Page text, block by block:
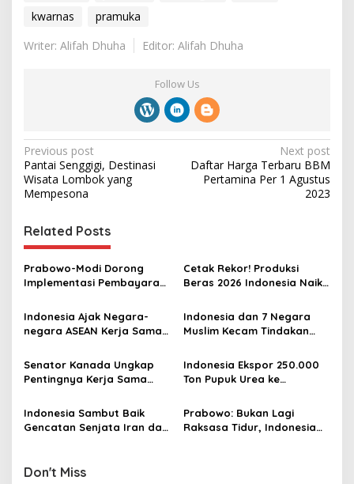
kwarnas
pramuka
Writer: Alifah Dhuha
Editor: Alifah Dhuha
Follow Us
P
o
s
t
n
a
v
i
g
t
o
Previous post
Pantai Senggigi, Destinasi
Wisata Lombok yang
Mempesona
Next post
Daftar Harga Terbaru BBM
Pertamina Per 1 Agustus
2023
Related Posts
Prabowo-Modi Dorong
Implementasi Pembayaran
Batas di India dan
Indonesia
Cetak Rekor! Produksi
Beras 2026 Indonesia Naik
Indonesia Ajak Negara-
negara ASEAN Kerja Sama
Global
Indonesia dan 7 Negara
Muslim Kecam Tindakan
Bendera Zionis Israel di
Masjid Al-Aqsa
Senator Kanada Ungkap
Pentingnya Kerja Sama
Sekadar Perdagangan
Indonesia Ekspor 250.000
Ton Pupuk Urea ke
Sampaikan Terima Kasih ke
Prabowo
Indonesia Sambut Baik
Gencatan Senjata Iran dan
Prabowo: Bukan Lagi
Raksasa Tidur, Indonesia
Don't Miss